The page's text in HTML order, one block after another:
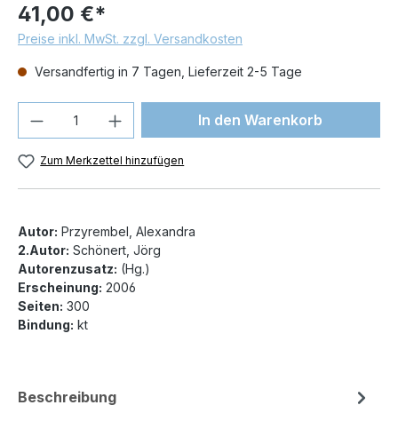
41,00 €*
Preise inkl. MwSt. zzgl. Versandkosten
Versandfertig in 7 Tagen, Lieferzeit 2-5 Tage
Produkt Anzahl: Gib denIn den Warenkorb
Zum Merkzettel hinzufügen
Autor: Przyrembel, Alexandra
2.Autor: Schönert, Jörg
Autorenzusatz: (Hg.)
Erscheinung: 2006
Seiten: 300
Bindung: kt
Beschreibung